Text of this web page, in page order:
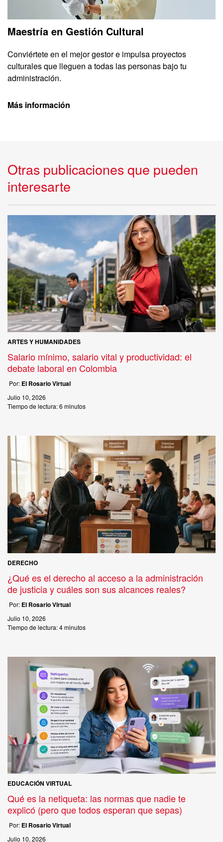
Maestría en Gestión Cultural
Conviértete en el mejor gestor e impulsa proyectos
culturales que lleguen a todas las personas bajo tu
administración.
Más información
Otras publicaciones que pueden
interesarte
ARTES Y HUMANIDADES
Salario mínimo, salario vital y productividad: el
debate laboral en Colombia
Por: El Rosario Virtual
Julio 10, 2026
Tiempo de lectura:6 minutos
DERECHO
¿Qué es el derecho al acceso a la administración
de justicia y cuáles son sus alcances reales?
Por: El Rosario Virtual
Julio 10, 2026
Tiempo de lectura:4 minutos
EDUCACIÓN VIRTUAL
Qué es la netiqueta: las normas que nadie te
explicó (pero que todos esperan que sepas)
Por: El Rosario Virtual
Julio 10, 2026